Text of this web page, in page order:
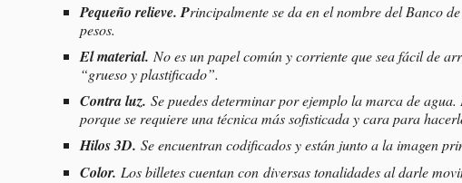
Pequeño relieve. Principalmente se da en el nombre del Banco
pesos.
El material. No es un papel común y corriente que sea fácil de
“grueso y plastificado”.
Contra luz. Se puedes determinar por ejemplo la marca de
porque se requiere una técnica más sofisticada y cara para
Hilos 3D. Se encuentran codificados y están junto a la imagen
Color. Los billetes cuentan con diversas tonalidades al darle